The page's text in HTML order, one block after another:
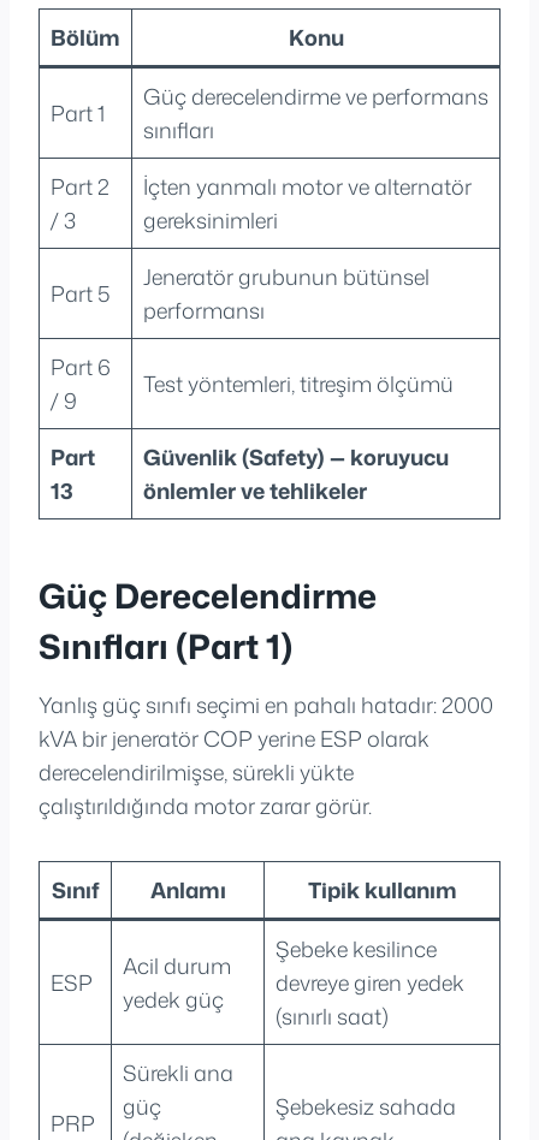
Bölüm Konu
Part 1
Güç derecelendirme ve performans
sınıfları
Part 2
/ 3
İçten yanmalı motor ve alternatör
gereksinimleri
Part 5
Jeneratör grubunun bütünsel
performansı
Part 6
/ 9
Test yöntemleri, titreşim ölçümü
Part
13
Güvenlik (Safety) — koruyucu
önlemler ve tehlikeler
Güç Derecelendirme
Sınıfları (Part 1)
Yanlış güç sınıfı seçimi en pahalı hatadır: 2000
kVA bir jeneratör COP yerine ESP olarak
derecelendirilmişse, sürekli yükte
çalıştırıldığında motor zarar görür.
Sınıf Anlamı Tipik kullanım
ESP
Acil durum
yedek güç
Şebeke kesilince
devreye giren yedek
(sınırlı saat)
PRP
Sürekli ana
güç
Şebekesiz sahada